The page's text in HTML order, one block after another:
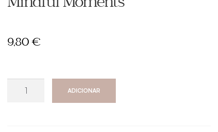
Mindful Moments
9,80€
ADICIONAR